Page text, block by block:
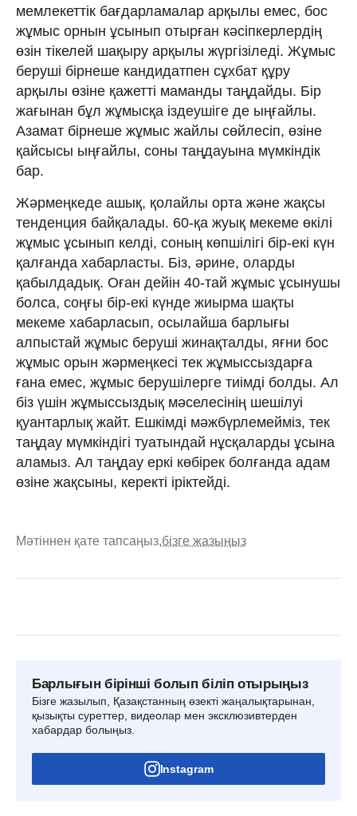
мемлекеттік бағдарламалар арқылы емес, бос
жұмыс орнын ұсынып отырған кәсіпкерлердің
өзін тікелей шақыру арқылы жүргізіледі. Жұмыс
беруші бірнеше кандидатпен сұхбат құру
арқылы өзіне қажетті маманды таңдайды. Бір
жағынан бұл жұмысқа іздеушіге де ыңғайлы.
Азамат бірнеше жұмыс жайлы сөйлесіп, өзіне
қайсысы ыңғайлы, соны таңдауына мүмкіндік
бар.
Жәрмеңкеде ашық, қолайлы орта және жақсы
тенденция байқалады. 60-қа жуық мекеме өкілі
жұмыс ұсынып келді, соның көпшілігі бір-екі күн
қалғанда хабарласты. Біз, әрине, оларды
қабылдадық. Оған дейін 40-тай жұмыс ұсынушы
болса, соңғы бір-екі күнде жиырма шақты
мекеме хабарласып, осылайша барлығы
алпыстай жұмыс беруші жинақталды, яғни бос
жұмыс орын жәрмеңкесі тек жұмыссыздарға
ғана емес, жұмыс берушілерге тиімді болды. Ал
біз үшін жұмыссыздық мәселесінің шешілуі
қуантарлық жайт. Ешкімді мәжбүрлемейміз, тек
таңдау мүмкіндігі туатындай нұсқаларды ұсына
аламыз. Ал таңдау еркі көбірек болғанда адам
өзіне жақсыны, керекті іріктейді.
Мәтіннен қате тапсаңыз,бізге жазыңыз
Барлығын бірінші болып біліп отырыңыз
Бізге жазылып, Қазақстанның өзекті жаңалықтарынан,
қызықты суреттер, видеолар мен эксклюзивтерден
хабардар болыңыз.
Instagram